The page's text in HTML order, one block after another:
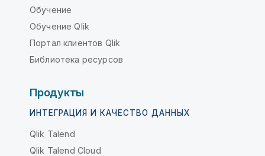
Обучение
Обучение Qlik
Портал клиентов Qlik
Библиотека ресурсов
Продукты
ИНТЕГРАЦИЯ И КАЧЕСТВО ДАННЫХ
Qlik Talend
Qlik Talend Cloud